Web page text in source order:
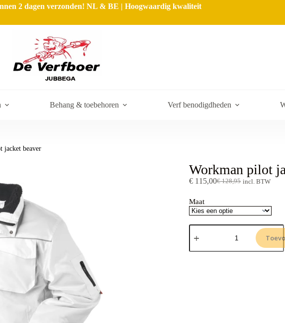
2 dagen verzonden! NL & BE | Hoogwaardig kwaliteit
Behang & toebehoren Verf benodigdheden
jacket beaver
Workman pilot
€128,95
€ 115,00 incl. BTW
Maat